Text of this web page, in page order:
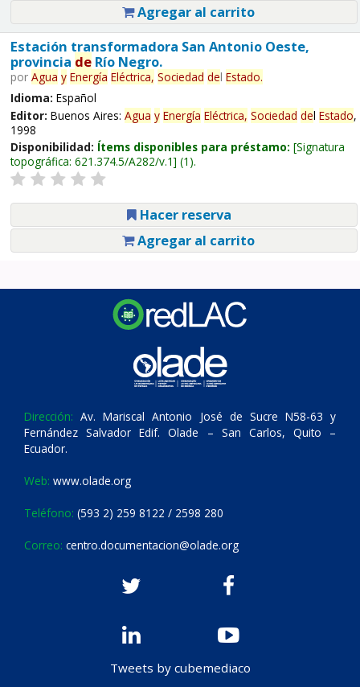
Agregar al carrito
Estación transformadora San Antonio Oeste,
provincia deRío Negro.
por Agua y Energía Eléctrica, Sociedad del Estado.
Idioma: Español
Editor: Buenos Aires: Agua y Energía Eléctrica, Sociedad del Estado,
1998
Disponibilidad: Ítems disponibles para préstamo: Signatura
topográfica: 621.374.5/A282/v.1 (1).
Hacer reserva
Agregar al carrito
Dirección: Av. Mariscal Antonio José de Sucre N58-63 y
Fernández Salvador Edif. Olade – San Carlos, Quito –
Ecuador.
Web: www.olade.org
Teléfono: (593 2) 259 8122 / 2598 280
Correo: centro.documentacion@olade.org
Tweets by cubemediaco